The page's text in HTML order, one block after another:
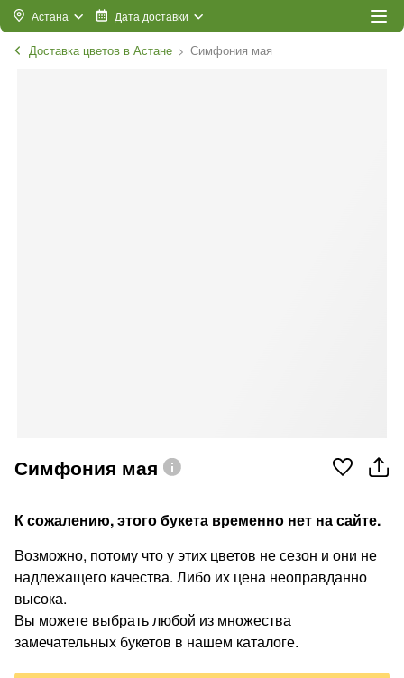
Астана Дата доставки
Доставка цветов в Астане Симфония мая
Симфония мая
К сожалению, этого букета временно нет на сайте.
Возможно, потому что у этих цветов не сезон и они не
надлежащего качества. Либо их цена неоправданно
высока.
Вы можете выбрать любой из множества
замечательных букетов в нашем каталоге.